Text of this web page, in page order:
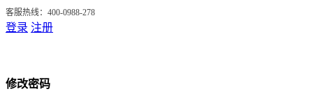
客服热线：400-0988-278
登录 注册
修改密码